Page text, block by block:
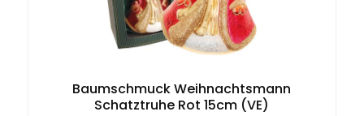
Baumschmuck Weihnachtsmann
Schatztruhe Rot 15cm (VE)